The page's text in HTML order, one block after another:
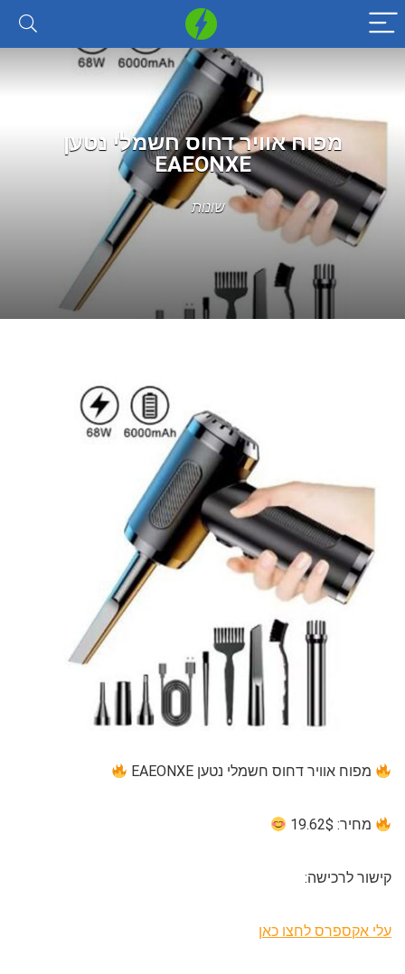
מפוח אוויר דחוס חשמלי נטען
EAEONXE
שונות
מפוח אוויר דחוס חשמלי נטען EAEONXE
מחיר: 19.62$
קישור לרכישה:
עלי אקספרס לחצו כאן